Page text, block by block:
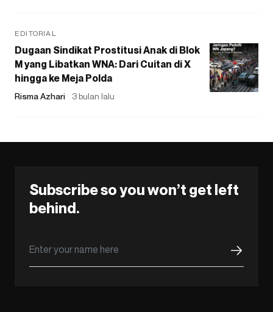
EDITORIAL
Dugaan Sindikat Prostitusi Anak di Blok
M yang Libatkan WNA: Dari Cuitan di X
hingga ke Meja Polda
Risma Azhari 3 bulan lalu
Subscribe so you won’t get left
behind.